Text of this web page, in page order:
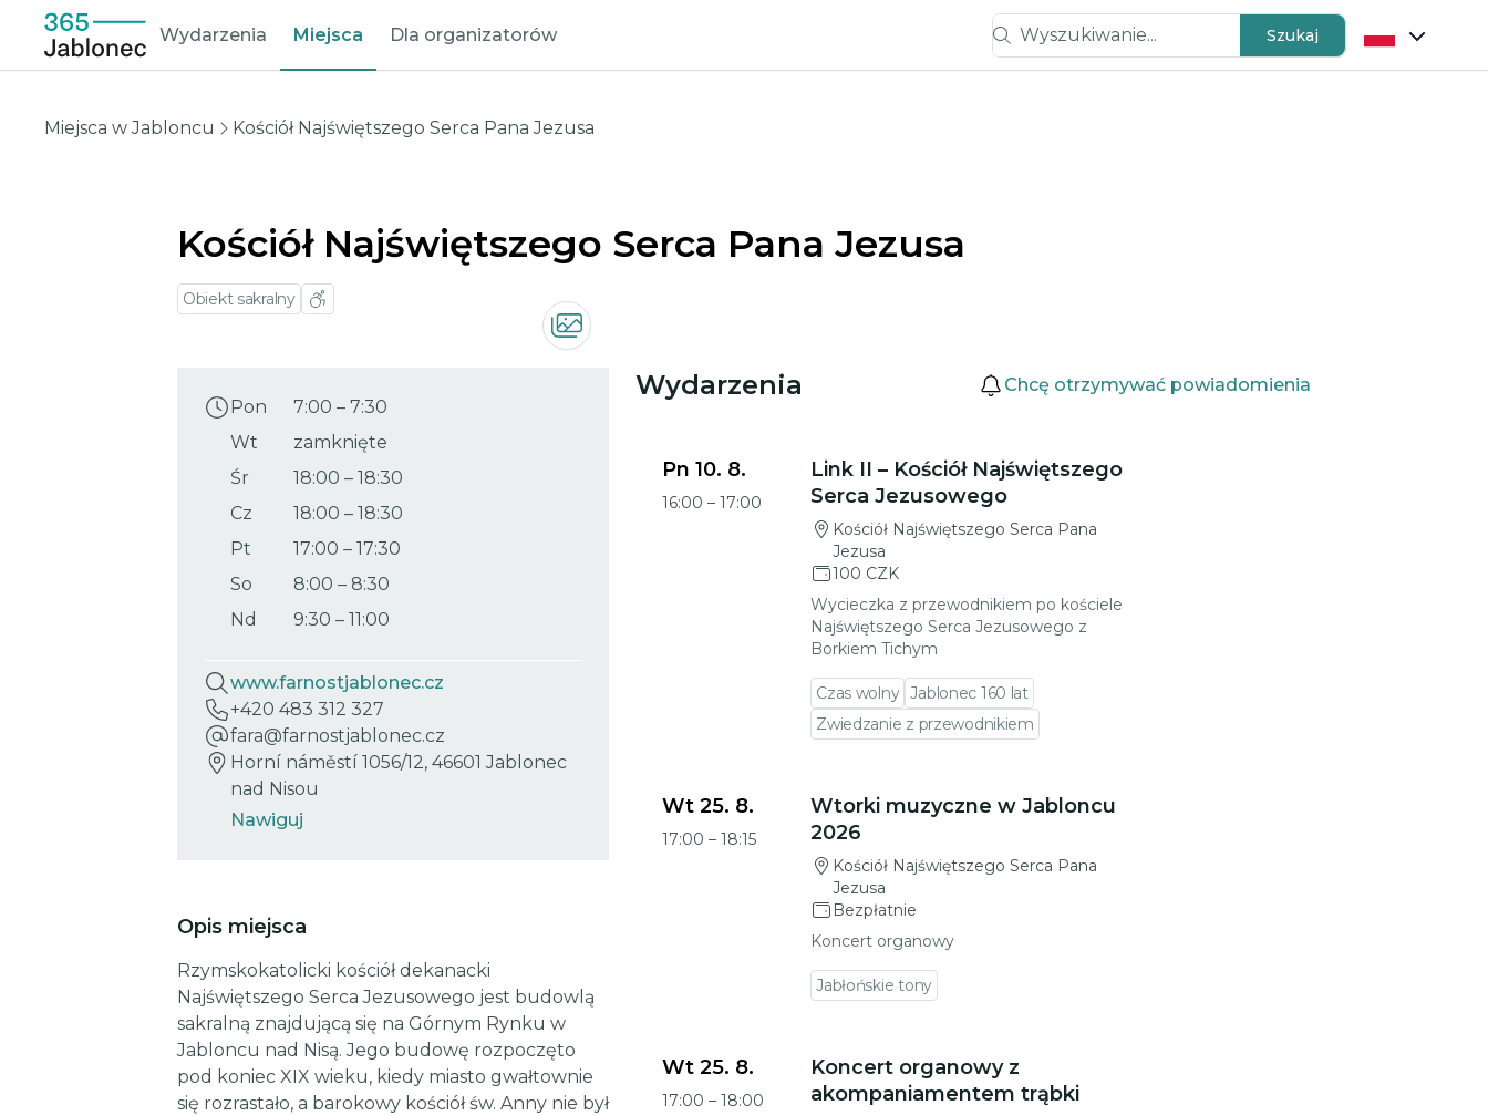
Wydarzenia Miejsca Dla organizatorów
Wyszukiwanie...
Szukaj
Miejsca w Jabloncu Kościół Najświętszego Serca Pana Jezusa
Kościół Najświętszego Serca Pana Jezusa
Obiekt sakralny
Pon 7:00 – 7:30
Wt
zamknięte
Śr
18:00 – 18:30
Cz
18:00 – 18:30
Pt
17:00 – 17:30
So
8:00 – 8:30
Nd
9:30 – 11:00
www.farnostjablonec.cz
+420 483 312 327
fara@farnostjablonec.cz
Horní náměstí 1056/12, 46601 Jablonec
nad Nisou
Nawiguj
Opis miejsca
Rzymskokatolicki kościół dekanacki
Najświętszego Serca Jezusowego jest budowlą
sakralną znajdującą się na Górnym Rynku w
Jabloncu nad Nisą. Jego budowę rozpoczęto
pod koniec XIX wieku, kiedy miasto gwałtownie
się rozrastało, a barokowy kościół św. Anny nie był
Wydarzenia Chcę otrzymywać powiadomienia
Pn 10. 8.
16:00 – 17:00
Link II – Kościół Najświętszego
Serca Jezusowego
Kościół Najświętszego Serca Pana
Jezusa
100 CZK
Wycieczka z przewodnikiem po kościele
Najświętszego Serca Jezusowego z
Borkiem Tichym
Czas wolny Jablonec 160 lat
Zwiedzanie z przewodnikiem
Wt 25. 8.
17:00 – 18:15
Wtorki muzyczne w Jabloncu
2026
Kościół Najświętszego Serca Pana
Jezusa
Bezpłatnie
Koncert organowy
Jabłońskie tony
Wt 25. 8.
17:00 – 18:00
Koncert organowy z
akompaniamentem trąbki